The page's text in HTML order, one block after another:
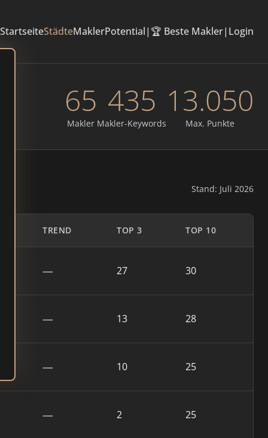
StartseiteStädteMaklerPotential| 🏆 Beste Makler| Login
65
Makler
435
Makler-Keywords
13.050
Max. Punkte
Stand: Juli 2026
TREND TOP 3 TOP 10
— 27 30
— 13 28
— 10 25
— 2 25